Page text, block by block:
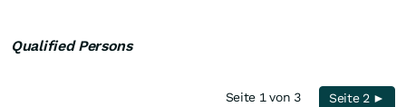
Qualified Persons
Seite 1 von 3 Seite 2 ►